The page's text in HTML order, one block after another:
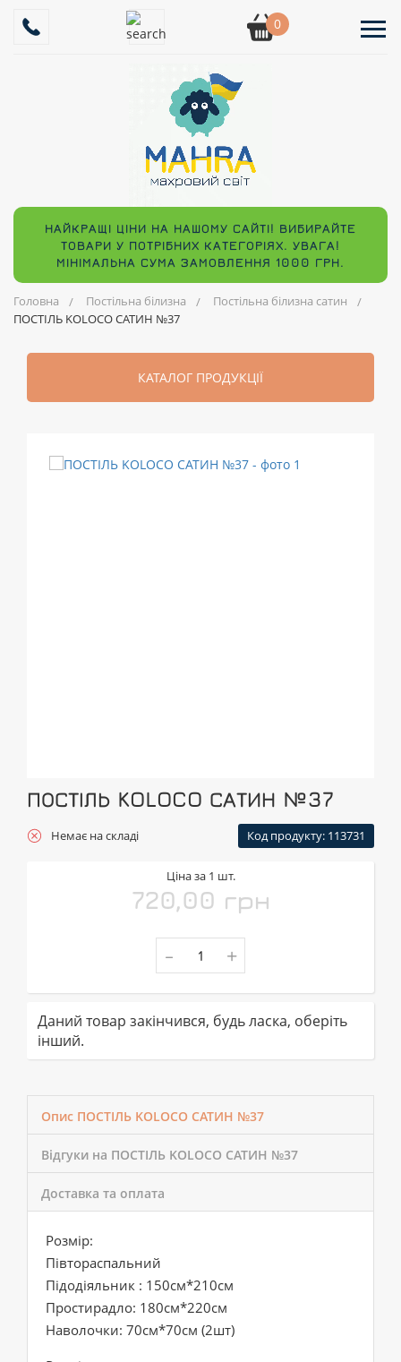
0
НАЙКРАЩІ ЦІНИ НА НАШОМУ САЙТІ! ВИБИРАЙТЕ
ТОВАРИ У ПОТРІБНИХ КАТЕГОРІЯХ. УВАГА!
МІНІМАЛЬНА СУМА ЗАМОВЛЕННЯ 1000 ГРН.
Головна Постільна білизна
Постільна білизна сатин
ПОСТІЛЬ KOLOCO САТИН №37
КАТАЛОГ ПРОДУКЦІЇ
ПОСТІЛЬ KOLOCO САТИН №37
Немає на складі Код продукту: 113731
Ціна за 1 шт.
720,00 грн
- +
Даний товар закінчився, будь ласка, оберіть
інший.
Опис ПОСТІЛЬ KOLOCO САТИН №37
Відгуки на ПОСТІЛЬ KOLOCO САТИН №37
Доставка та оплата
Розмір:
Півтораспальний
Підодіяльник : 150см*210см
Простирадло: 180см*220см
Наволочки: 70см*70см (2шт)